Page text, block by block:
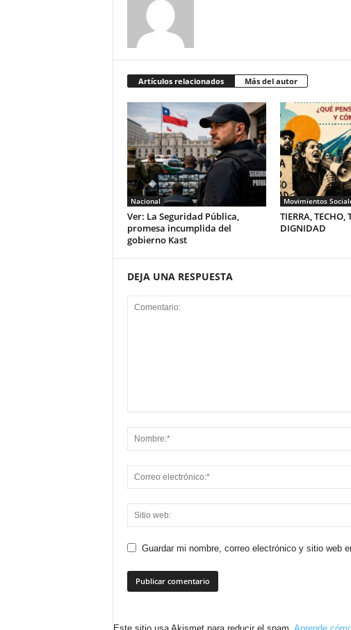
Artículos relacionados Más del autor
Nacional
Ver: La Seguridad Pública,
promesa incumplida del
gobierno Kast
Movimientos
TIERRA, TECHO,
DIGNIDAD
DEJA UNA RESPUESTA
Guardar mi nombre, correo electrónico y sitio web